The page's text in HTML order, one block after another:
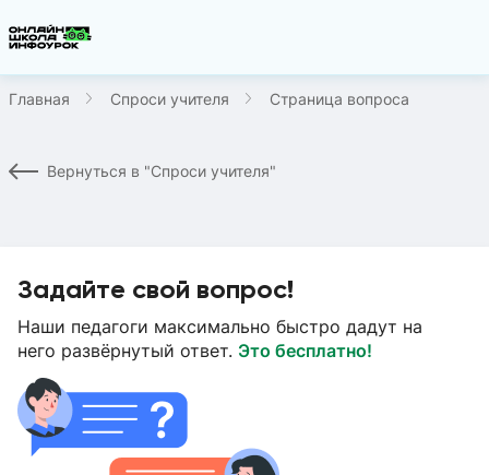
Главная Спроси учителя Страница вопроса
Вернуться в "Спроси учителя"
Задайте свой вопрос!
Наши педагоги максимально быстро дадут на
него развёрнутый ответ. Это бесплатно!